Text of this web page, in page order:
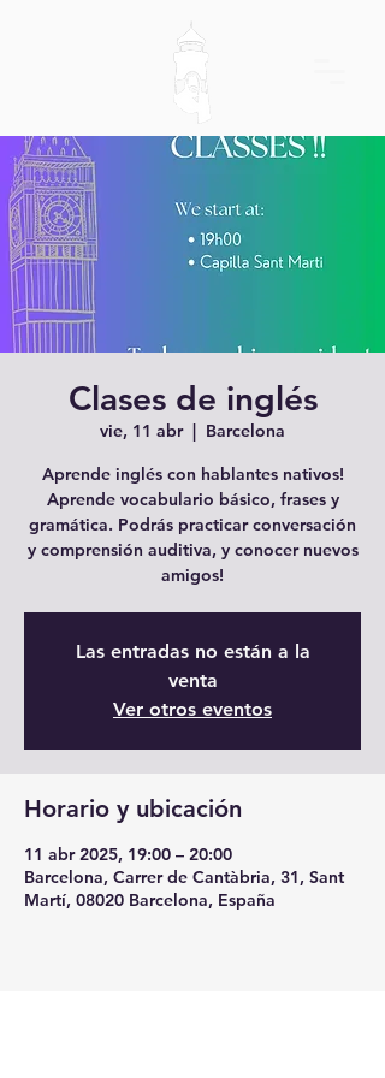
Clases de inglés
vie, 11 abr
  |
Barcelona
Aprende inglés con hablantes nativos!
Aprende vocabulario básico, frases y
gramática. Podrás practicar conversación
y comprensión auditiva, y conocer nuevos
amigos!
Las entradas no están a la
venta
Ver otros eventos
Horario y ubicación
11 abr 2025, 19:00 – 20:00
Barcelona, Carrer de Cantàbria, 31, Sant
Martí, 08020 Barcelona, España